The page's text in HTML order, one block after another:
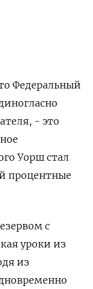
Федеральный
- это
Уорш стал
процентные
с
уроки из
из